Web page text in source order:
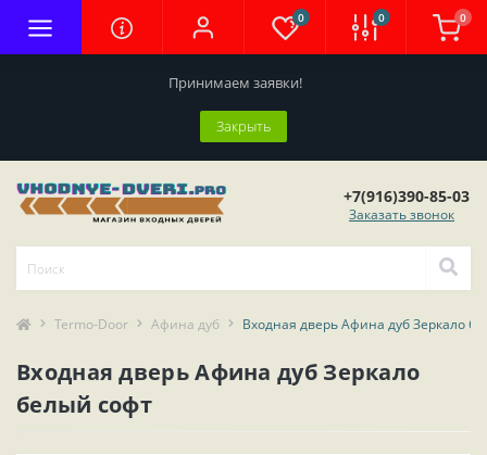
Принимаем заявки!
Закрыть
0 0 0
+7(916)390-85-03
Заказать звонок
Termo-Door Афина дуб Входная дверь Афина дуб Зеркало
Входная дверь Афина дуб Зеркало
белый софт